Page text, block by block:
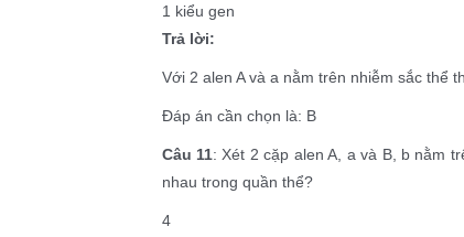
1 kiểu gen
Trả lời:
Với 2 alen A và a nằm trên nhiễm sắc thể
Đáp án cần chọn là: B
Câu 11: Xét 2 cặp alen A, a và B, b nằm
nhau trong quần thể?
4